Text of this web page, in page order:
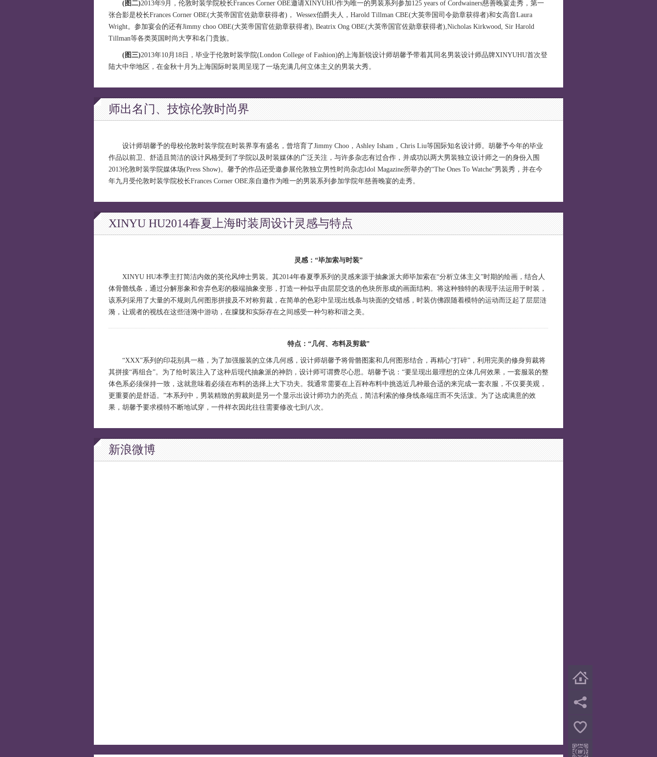
(图二)2013年9月，伦敦时装学院校长Frances Corner OBE邀请XINYUHU作为唯一的男装系列参加125 years of Cordwainers慈善晚宴走秀，第一
张合影是校长Frances Corner OBE(大英帝国官佐勋章获得者)， Wessex伯爵夫人，Harold Tillman CBE(大英帝国司令勋章获得者)和女高音Laura
Wright。参加宴会的还有Jimmy choo OBE(大英帝国官佐勋章获得者), Beatrix Ong OBE(大英帝国官佐勋章获得者),Nicholas Kirkwood, Sir Harold
Tillman等各类英国时尚大亨和名门贵族。
(图三)2013年10月18日，毕业于伦敦时装学院(London College of Fashion)的上海新锐设计师胡馨予带着其同名男装设计师品牌XINYUHU首次登
陆大中华地区，在金秋十月为上海国际时装周呈现了一场充满几何立体主义的男装大秀。
师出名门、技惊伦敦时尚界
设计师胡馨予的母校伦敦时装学院在时装界享有盛名，曾培育了Jimmy Choo，Ashley Isham，Chris Liu等国际知名设计师。胡馨予今年的毕业
作品以前卫、舒适且简洁的设计风格受到了学院以及时装媒体的广泛关注，与许多杂志有过合作，并成功以两大男装独立设计师之一的身份入围
2013伦敦时装学院媒体场(Press Show)。馨予的作品还受邀参展伦敦独立男性时尚杂志Idol Magazine所举办的“The Ones To Watche”男装秀，并在今
年九月受伦敦时装学院校长Frances Corner OBE亲自邀作为唯一的男装系列参加学院年慈善晚宴的走秀。
XINYU HU2014春夏上海时装周设计灵感与特点
灵感：“毕加索与时装”
XINYU HU本季主打简洁内敛的英伦风绅士男装。其2014年春夏季系列的灵感来源于抽象派大师毕加索在“分析立体主义”时期的绘画，结合人
体骨骼线条，通过分解形象和舍弃色彩的极端抽象变形，打造一种似乎由层层交迭的色块所形成的画面结构。将这种独特的表现手法运用于时装，
该系列采用了大量的不规则几何图形拼接及不对称剪裁，在简单的色彩中呈现出线条与块面的交错感，时装仿佛跟随着模特的运动而泛起了层层涟
漪，让观者的视线在这些涟漪中游动，在朦胧和实际存在之间感受一种匀称和谐之美。
特点：“几何、布料及剪裁”
“XXX”系列的印花别具一格，为了加强服装的立体几何感，设计师胡馨予将骨骼图案和几何图形结合，再精心“打碎”，利用完美的修身剪裁将
其拼接“再组合”。为了给时装注入了这种后现代抽象派的神韵，设计师可谓费尽心思。胡馨予说：“要呈现出最理想的立体几何效果，一套服装的整
体色系必须保持一致，这就意味着必须在布料的选择上大下功夫。我通常需要在上百种布料中挑选近几种最合适的来完成一套衣服，不仅要美观，
更重要的是舒适。”本系列中，男装精致的剪裁则是另一个显示出设计师功力的亮点，简洁利索的修身线条端庄而不失活泼。为了达成满意的效
果，胡馨予要求模特不断地试穿，一件样衣因此往往需要修改七到八次。
新浪微博
关注微信